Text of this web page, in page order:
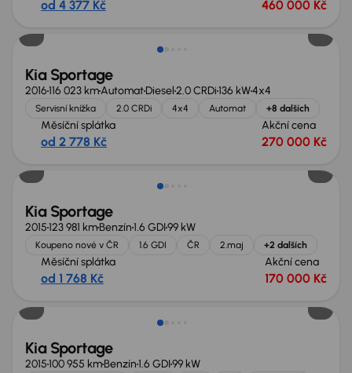
od 4 377 Kč 460 000 Kč
Kia Sportage
2016116 023 kmAutomatDiesel2.0 CRDi136 kW4x4
Servisní knížka 2.0 CRDi 4x4 Automat +8 dalších
Měsíční splátka
od 2 778 Kč
Akční cena
270 000 Kč
Zlevněno o 10 000 Kč
Kia Sportage
2015123 981 kmBenzín1.6 GDI99 kW
Koupeno nové v ČR 1.6 GDI ČR 2.maj +2 dalších
Měsíční splátka
od 1 768 Kč
Akční cena
170 000 Kč
Extra sleva 14 500 Kč
Kia Sportage
2015100 955 kmBenzín1.6 GDI99 kW